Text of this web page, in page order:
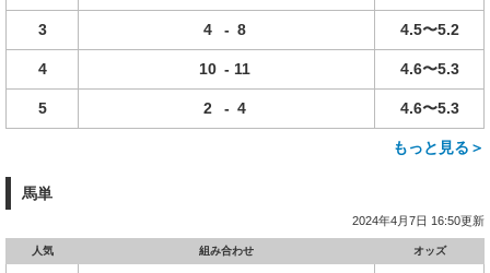
3 4 - 8 4.5〜5.2
4 10 - 11 4.6〜5.3
5 2 - 4 4.6〜5.3
もっと見る＞
馬単
2024年4月7日 16:50更新
人気 組み合わせ オッズ